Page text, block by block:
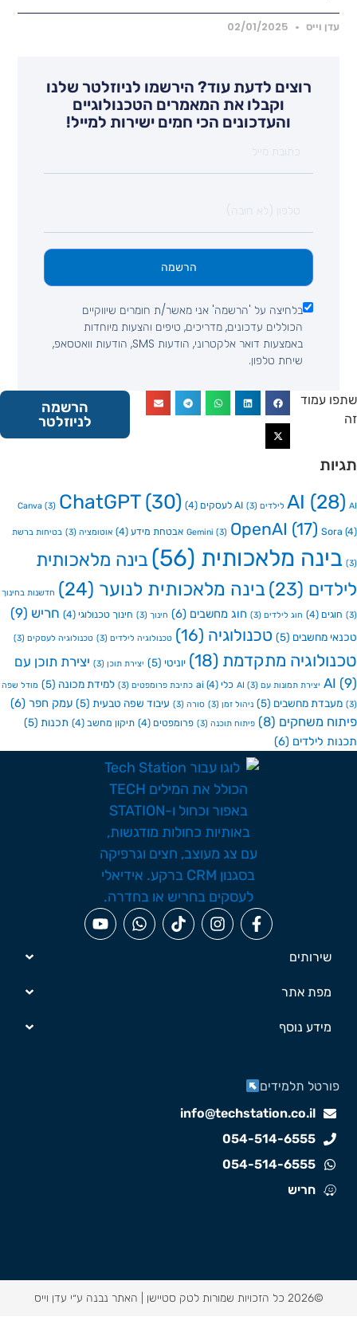
וייס 02/01/2025
רוצים לדעת עוד? הירשמו לניוזלטר שלנו
וקבלו את המאמרים הטכנולוגיים
והעדכונים הכי חמים ישירות למייל!
בלחיצה על 'הרשמה' אני מאשר/ת חומרים שיווקיים
הכוללים עדכונים, מדריכים, טיפים והצעות מיוחדות
באמצעות דואר אלקטרוני, הודעות SMS, הודעות וואטסאפ,
שיחת טלפון.
הרשמה
עמוד
הרשמה
לניוזלטר
AI
(3) AI לעסקים (4)
Canva(3) ChatGPT(30)
Gemini(3) OpenAI(17) אבטחת מידע (4) אוטומציה(3) בטיחות ברשת
מלאכותית(56)
בינה מלאכותית
(23) בינה מלאכותית לנוער(24) חדשנות בחינוך
(4) חוג לילדים(3) חוג מחשבים(6) חינוך (3) חינוך טכנולוגי(4) חריש(9)
מחשבים(5) טכנולוגיה(16) טכנולוגיה לילדים(3) טכנולוגיה לעסקים(3)
מתקדמת(18) יוניטי (5) יצירת תוכן(3)
יצירת תוכן עם
AI יצירת תמונות עם AI(3) כלי ai(4) כתיבת פרומפטים(3) למידת מכונה(5) מודל שפה
מחשבים(5) ניהול זמן(3) סורה (3) עיבוד שפה טבעית(5) עמק חפר (6)
משחקים(8) פיתוח תוכנה (3) פרומפטים(4) תיקון מחשב(4) תכנות(5)
לילדים(6)
שירותים
מפת אתר
מידע נוסף
info@techstation.co.il
054-514-6555
054-514-6555
חריש
תלמידים
האתר נבנה ע״י עדן וייס